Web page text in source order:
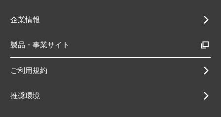
企業情報
製品・事業サイト
ご利用規約
推奨環境